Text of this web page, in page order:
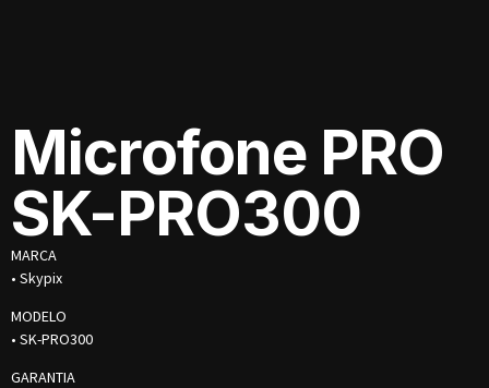
Microfone PRO
SK-PRO300
MARCA
• Skypix
MODELO
• SK-PRO300
GARANTIA